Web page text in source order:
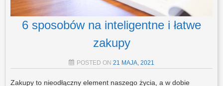
6 sposobów na inteligentne i łatwe
zakupy
POSTED ON 21 MAJA, 2021
Zakupy to nieodłączny element naszego życia, a w dobie